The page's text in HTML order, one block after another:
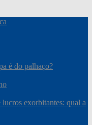
é do palhaço?
exorbitantes: qual a